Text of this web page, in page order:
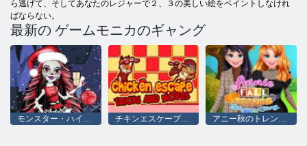
ら逃げて、そしてあなたのレジャーで２、３の美しい絵をペイントしなけれ
ばならない。
最新の ゲームモニカのギャング
モンスター・ハイのクリスマス チキンエスケープのトリックと動き アニー秋のトレンドブロガーストーリー